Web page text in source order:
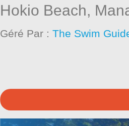
Hokio Beach,
Géré Par :The Swim